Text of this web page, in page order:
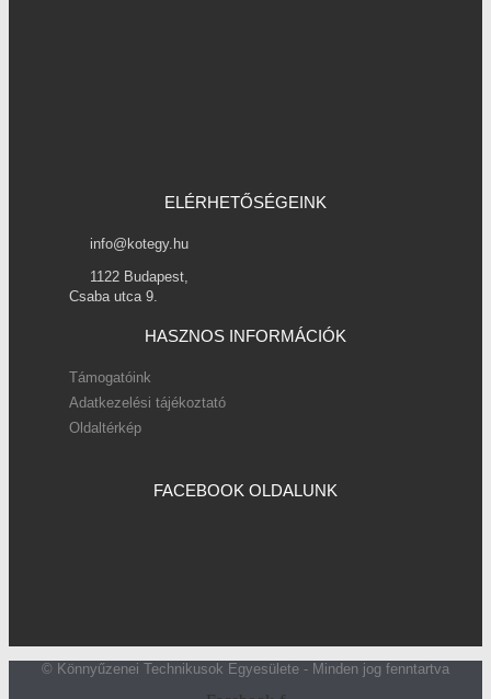
ELÉRHETŐSÉGEINK
info@kotegy.hu
1122 Budapest,
Csaba utca 9.
HASZNOS INFORMÁCIÓK
Támogatóink
Adatkezelési tájékoztató
Oldaltérkép
FACEBOOK OLDALUNK
© Könnyűzenei Technikusok Egyesülete - Minden jog fenntartva